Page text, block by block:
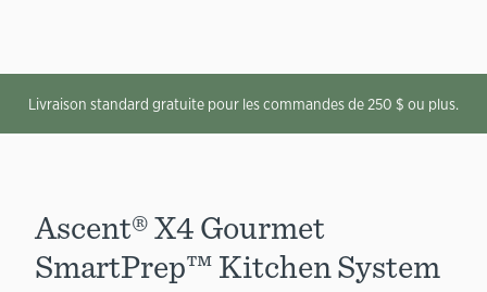
Livraison standard gratuite pour les commandes de 250 $ ou plus.
Ascent® X4 Gourmet
SmartPrep™ Kitchen System